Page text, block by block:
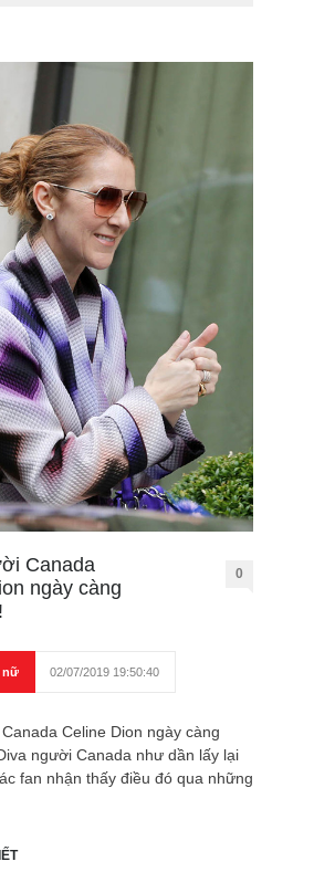
Canada
ngày càng
0
nữ 02/07/2019 19:50:40
Celine Dion ngày càng
người Canada như dần lấy lại
fan nhận thấy điều đó qua những